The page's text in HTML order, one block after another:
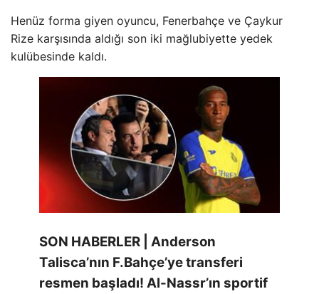
Henüz forma giyen oyuncu, Fenerbahçe ve Çaykur
Rize karşısında aldığı son iki mağlubiyette yedek
kulübesinde kaldı.
SON HABERLER | Anderson
Talisca’nın F.Bahçe’ye transferi
resmen başladı! Al-Nassr’ın sportif